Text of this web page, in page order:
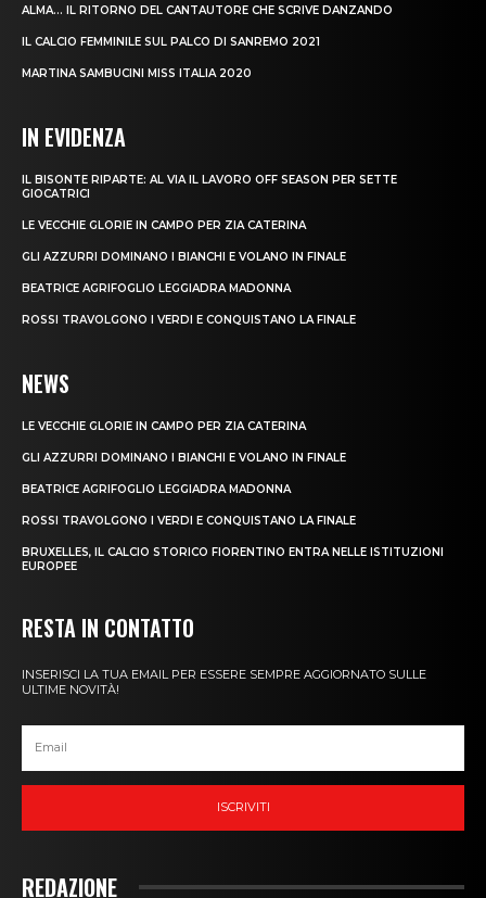
ALMA… IL RITORNO DEL CANTAUTORE CHE SCRIVE DANZANDO
IL CALCIO FEMMINILE SUL PALCO DI SANREMO 2021
MARTINA SAMBUCINI MISS ITALIA 2020
IN EVIDENZA
IL BISONTE RIPARTE: AL VIA IL LAVORO OFF SEASON PER SETTE
GIOCATRICI
LE VECCHIE GLORIE IN CAMPO PER ZIA CATERINA
GLI AZZURRI DOMINANO I BIANCHI E VOLANO IN FINALE
BEATRICE AGRIFOGLIO LEGGIADRA MADONNA
ROSSI TRAVOLGONO I VERDI E CONQUISTANO LA FINALE
NEWS
LE VECCHIE GLORIE IN CAMPO PER ZIA CATERINA
GLI AZZURRI DOMINANO I BIANCHI E VOLANO IN FINALE
BEATRICE AGRIFOGLIO LEGGIADRA MADONNA
ROSSI TRAVOLGONO I VERDI E CONQUISTANO LA FINALE
BRUXELLES, IL CALCIO STORICO FIORENTINO ENTRA NELLE ISTITUZIONI
EUROPEE
RESTA IN CONTATTO
INSERISCI LA TUA EMAIL PER ESSERE SEMPRE AGGIORNATO SULLE
ULTIME NOVITÀ!
ISCRIVITI
REDAZIONE